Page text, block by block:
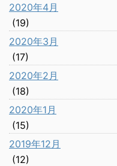
2020年4月
(19)
2020年3月
(17)
2020年2月
(18)
2020年1月
(15)
2019年12月
(12)